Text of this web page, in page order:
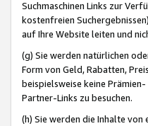
Suchmaschinen Links zur
kostenfreien
auf Ihre Website leiten und
(g) Sie werden natürlichen
Form von Geld, Rabatten,
beispielsweise keine
Partner-Links zu besuchen.
(h) Sie werden die Inhalte